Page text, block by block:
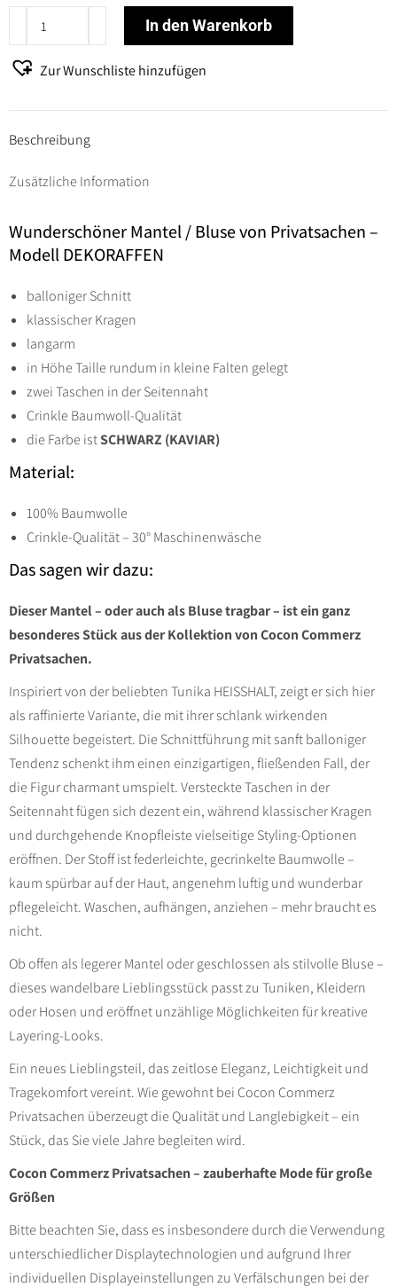
Privatsachen
-
Lagenlook
DEKORAFFEN
Gr
bis
-
schwarz
In den Warenkorb
Zur Wunschliste hinzufügen
Beschreibung
Zusätzliche Information
Wunderschöner Mantel / Bluse von Privatsachen –
Modell DEKORAFFEN
balloniger Schnitt
klassischer Kragen
langarm
in Höhe Taille rundum in kleine Falten gelegt
zwei Taschen in der Seitennaht
Crinkle Baumwoll-Qualität
die Farbe istSCHWARZ (KAVIAR)
Material:
100% Baumwolle
Crinkle-Qualität – 30° Maschinenwäsche
Das sagen wir dazu:
Dieser Mantel – oder auch als Bluse tragbar – ist ein ganz
besonderes Stück aus der Kollektion von Cocon Commerz
Privatsachen.
Inspiriert von der beliebten Tunika HEISSHALT, zeigt er sich hier
als raffinierte Variante, die mit ihrer schlank wirkenden
Silhouette begeistert. Die Schnittführung mit sanft balloniger
Tendenz schenkt ihm einen einzigartigen, fließenden Fall, der
die Figur charmant umspielt. Versteckte Taschen in der
Seitennaht fügen sich dezent ein, während klassischer Kragen
und durchgehende Knopfleiste vielseitige Styling-Optionen
eröffnen. Der Stoff ist federleichte, gecrinkelte Baumwolle –
kaum spürbar auf der Haut, angenehm luftig und wunderbar
pflegeleicht. Waschen, aufhängen, anziehen – mehr braucht es
nicht.
Ob offen als legerer Mantel oder geschlossen als stilvolle Bluse –
dieses wandelbare Lieblingsstück passt zu Tuniken, Kleidern
oder Hosen und eröffnet unzählige Möglichkeiten für kreative
Layering-Looks.
Ein neues Lieblingsteil, das zeitlose Eleganz, Leichtigkeit und
Tragekomfort vereint. Wie gewohnt bei Cocon Commerz
Privatsachen überzeugt die Qualität und Langlebigkeit – ein
Stück, das Sie viele Jahre begleiten wird.
Cocon Commerz Privatsachen – zauberhafte Mode für große
Größen
Bitte beachten Sie, dass es insbesondere durch die Verwendung
unterschiedlicher Displaytechnologien und aufgrund Ihrer
individuellen Displayeinstellungen zu Verfälschungen bei der